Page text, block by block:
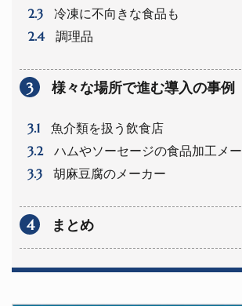
2.3 冷凍に不向きな食品も
2.4 調理品
3 様々な場所で進む導入の事例
3.1 魚介類を扱う飲食店
3.2 ハムやソーセージの食品加工メ
3.3 胡麻豆腐のメーカー
4 まとめ